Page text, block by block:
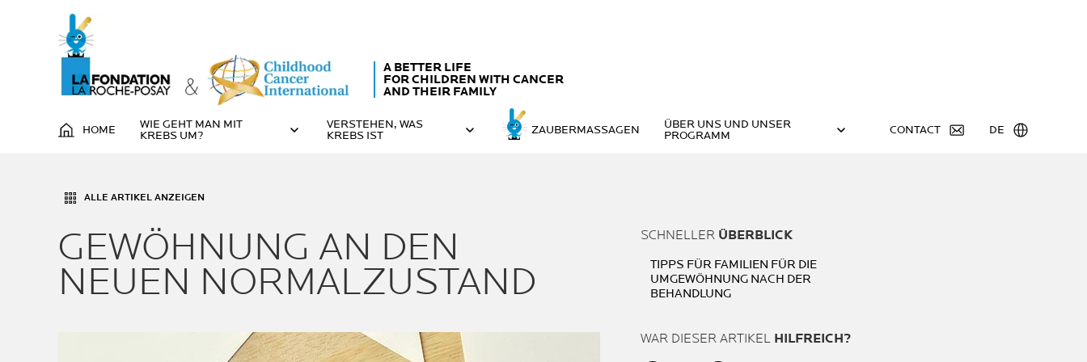
A BETTER LIFE
FOR CHILDREN WITH CANCER
AND THEIR FAMILY
HOME
WIE GEHT MAN MIT
KREBS UM?
VERSTEHEN, WAS
KREBS IST
ZAUBERMASSAGEN
ÜBER UNS UND UNSER
PROGRAMM
CONTACT DE
ALLE ARTIKEL ANZEIGEN
GEWÖHNUNG AN DEN
NEUEN NORMALZUSTAND
SCHNELLER ÜBERBLICK
TIPPS FÜR FAMILIEN FÜR DIE
UMGEWÖHNUNG NACH DER
BEHANDLUNG
WAR DIESER ARTIKEL HILFREICH?